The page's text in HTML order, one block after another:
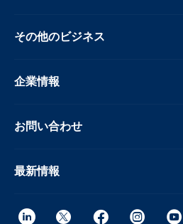
その他のビジネス
企業情報
お問い合わせ
最新情報